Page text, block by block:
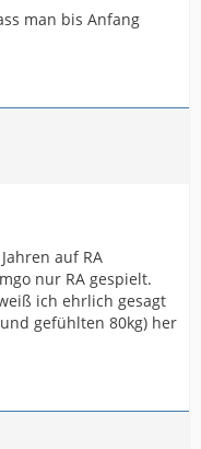
man bis Anfang
auf RA
nur RA gespielt.
ich ehrlich gesagt
gefühlten 80kg) her